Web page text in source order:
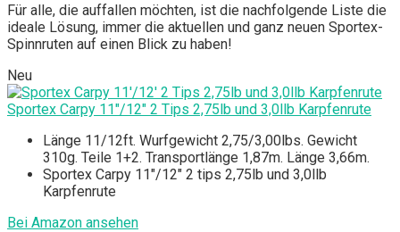
Für alle, die auffallen möchten, ist die nachfolgende Liste die
ideale Lösung, immer die aktuellen und ganz neuen Sportex-
Spinnruten auf einen Blick zu haben!
Neu
Sportex Carpy 11"/12" 2 Tips 2,75lb und 3,0llb Karpfenrute
Länge 11/12ft. Wurfgewicht 2,75/3,00lbs. Gewicht
310g. Teile 1+2. Transportlänge 1,87m. Länge 3,66m.
Sportex Carpy 11"/12" 2 tips 2,75lb und 3,0llb
Karpfenrute
Bei Amazon ansehen